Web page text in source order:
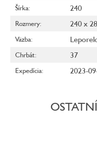
Šírka: 240
Rozmery: 240 x
Väzba:
Chrbát: 37
Expedícia: 2023-